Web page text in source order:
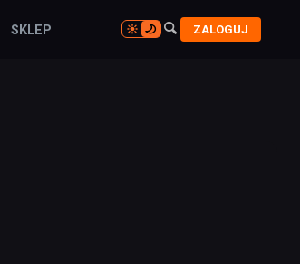
SKLEP 
 ZALOGUJ